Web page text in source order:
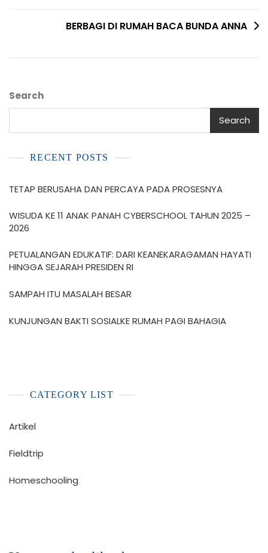
BERBAGI DI RUMAH BACA BUNDA ANNA
Search
Search
RECENT POSTS
TETAP BERUSAHA DAN PERCAYA PADA PROSESNYA
WISUDA KE 11 ANAK PANAH CYBERSCHOOL TAHUN 2025 –
2026
PETUALANGAN EDUKATIF: DARI KEANEKARAGAMAN HAYATI
HINGGA SEJARAH PRESIDEN RI
SAMPAH ITU MASALAH BESAR
KUNJUNGAN BAKTI SOSIALKE RUMAH PAGI BAHAGIA
CATEGORY LIST
Artikel
Fieldtrip
Homeschooling